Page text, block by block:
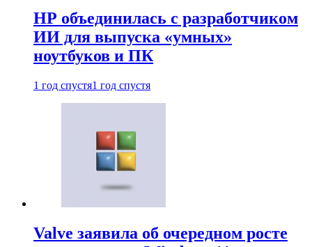
HP объединилась с разработчиком
ИИ для выпуска «умных»
ноутбуков и ПК
1 год спустя1 год спустя
Valve заявила об очередном росте